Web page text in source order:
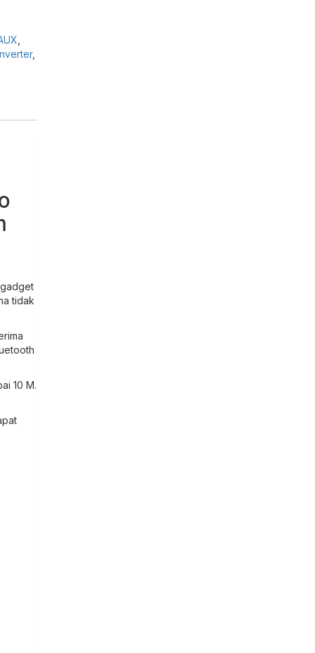
,
tidak
10 M.